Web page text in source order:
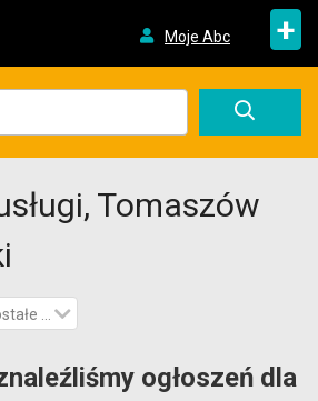
Moje Abc +
Tomaszów
usługi
ogłoszeń dla